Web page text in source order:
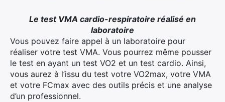
Le test VMA cardio-respiratoire réalisé en
laboratoire
Vous pouvez faire appel à un laboratoire pour
réaliser votre test VMA. Vous pourrez même pousser
le test en ayant un test VO2 et un test cardio. Ainsi,
vous aurez à l’issu du test votre VO2max, votre VMA
et votre FCmax avec des outils précis et une analyse
d’un professionnel.